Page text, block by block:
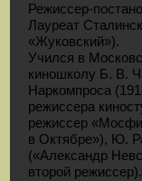
Режиссер-
Лауреат
«Жуковский»).
Учился в
киношколу Б. В.
Наркомпроса
режиссера
режиссер
в Октябре»), Ю.
(«Александр
второй режиссер).